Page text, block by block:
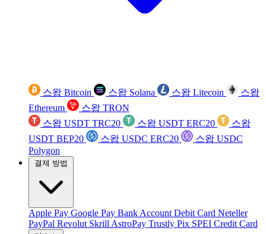
스왑 Bitcoin 스왑 Solana 스왑 Litecoin
스왑
Ethereum
스왑 TRON
스왑 USDT TRC20
스왑 USDT ERC20
스왑
USDT BEP20
스왑 USDC ERC20
스왑 USDC
Polygon
결제 방법
Apple Pay Google Pay Bank Account Debit Card Neteller
PayPal Revolut Skrill AstroPay Trustly Pix SPEI Credit Card